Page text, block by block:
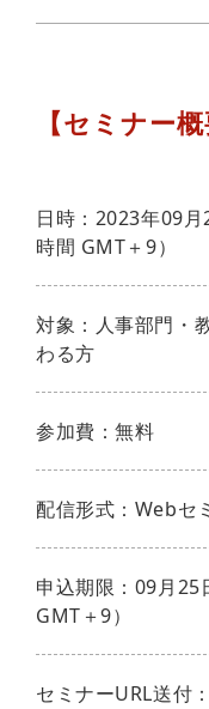
【セミナー概
日時：2023年09
時間 GMT＋9）
対象：人事部門・
わる方
参加費：無料
配信形式：Webセ
申込期限：09月25
GMT＋9）
セミナーURL送付